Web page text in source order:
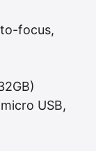
focus,
USB,